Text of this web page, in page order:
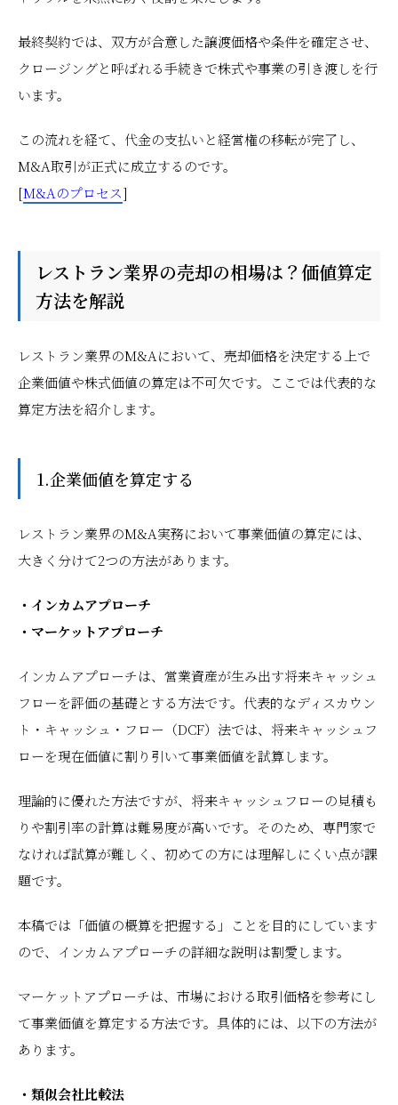
最終契約では、双方が合意した譲渡価格や条件を確定させ、
クロージングと呼ばれる手続きで株式や事業の引き渡しを行
います。
この流れを経て、代金の支払いと経営権の移転が完了し、
M&A取引が正式に成立するのです。
[M&Aのプロセス]
レストラン業界の売却の相場は？価値算定
方法を解説
レストラン業界のM&Aにおいて、売却価格を決定する上で
企業価値や株式価値の算定は不可欠です。ここでは代表的な
算定方法を紹介します。
1.企業価値を算定する
レストラン業界のM&A実務において事業価値の算定には、
大きく分けて2つの方法があります。
・インカムアプローチ
・マーケットアプローチ
インカムアプローチは、営業資産が生み出す将来キャッシュ
フローを評価の基礎とする方法です。代表的なディスカウン
ト・キャッシュ・フロー（DCF）法では、将来キャッシュフ
ローを現在価値に割り引いて事業価値を試算します。
理論的に優れた方法ですが、将来キャッシュフローの見積も
りや割引率の計算は難易度が高いです。そのため、専門家で
なければ試算が難しく、初めての方には理解しにくい点が課
題です。
本稿では「価値の概算を把握する」ことを目的にしています
ので、インカムアプローチの詳細な説明は割愛します。
マーケットアプローチは、市場における取引価格を参考にし
て事業価値を算定する方法です。具体的には、以下の方法が
あります。
・類似会社比較法